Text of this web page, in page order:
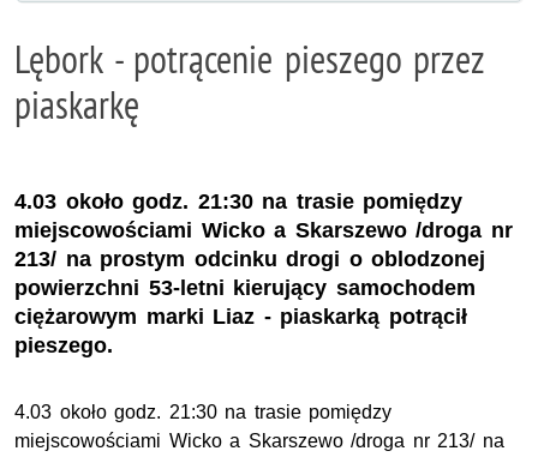
Lębork - potrącenie pieszego przez
piaskarkę
4.03 około godz. 21:30 na trasie pomiędzy
miejscowościami Wicko a Skarszewo /droga nr
213/ na prostym odcinku drogi o oblodzonej
powierzchni 53-letni kierujący samochodem
ciężarowym marki Liaz - piaskarką potrącił
pieszego.
4.03 około godz. 21:30 na trasie pomiędzy
miejscowościami Wicko a Skarszewo /droga nr 213/ na